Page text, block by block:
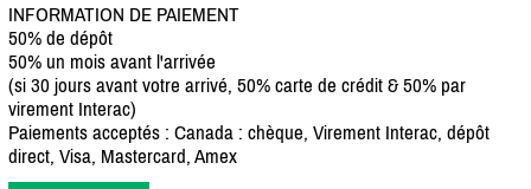
INFORMATION DE PAIEMENT
50% de dépôt
50% un mois avant l'arrivée
(si 30 jours avant votre arrivé, 50% carte de crédit & 50% par
virement Interac)
Paiements acceptés : Canada : chèque, Virement Interac, dépôt
direct, Visa, Mastercard, Amex